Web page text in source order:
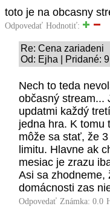
toto je na obcasny
Odpovedať Hodnotiť:
Re: Cena zariadeni
Od: Ejha | Pridané:
Nech to teda
občasný stream...
updatmi každý
jedna hra. K tomu
môže sa stať, že
limitu. Hlavne ak
mesiac je zrazu
Asi sa zhodneme,
domácnosti zas
Odpovedať Známka: 0.0